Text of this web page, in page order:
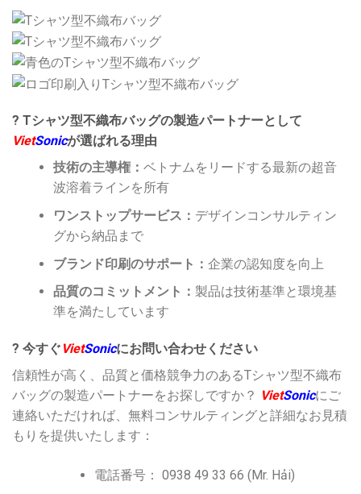
? Tシャツ型不織布バッグの製造パートナーとして
VietSonicが選ばれる理由
技術の主導権： ベトナムをリードする最新の超音
波溶着ラインを所有
ワンストップサービス： デザインコンサルティン
グから納品まで
ブランド印刷のサポート： 企業の認知度を向上
品質のコミットメント： 製品は技術基準と環境基
準を満たしています
? 今すぐ VietSonicにお問い合わせください
信頼性が高く、品質と価格競争力のあるTシャツ型不織布
バッグの製造パートナーをお探しですか？ VietSonicにご
連絡いただければ、無料コンサルティングと詳細なお見積
もりを提供いたします：
電話番号： 0938 49 33 66 (Mr. Hải)